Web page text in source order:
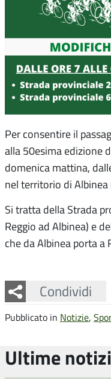
Per consentire il
alla 50esima edizione
domenica mattina,
nel territorio di
Si tratta della Strada
Reggio ad Albinea) e
che da Albinea porta a
Condividi
Facebook
Twitter
Whatsapp
Pubblicato in Notizie,
Ultime